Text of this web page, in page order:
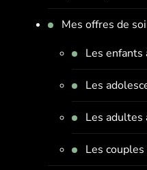
Mes offres de
Les
Les
Les
Les